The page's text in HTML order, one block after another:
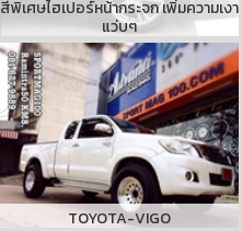
สีพิเศษไฮเปอร์หน้ากระจก เพิ่มความเงา
แว่บๆ
TOYOTA-VIGO